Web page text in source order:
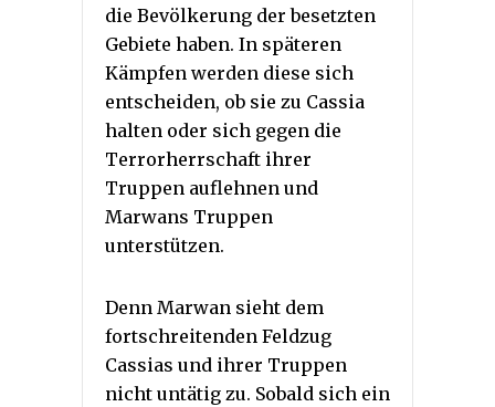
die Bevölkerung der besetzten
Gebiete haben. In späteren
Kämpfen werden diese sich
entscheiden, ob sie zu Cassia
halten oder sich gegen die
Terrorherrschaft ihrer
Truppen auflehnen und
Marwans Truppen
unterstützen.
Denn Marwan sieht dem
fortschreitenden Feldzug
Cassias und ihrer Truppen
nicht untätig zu. Sobald sich ein